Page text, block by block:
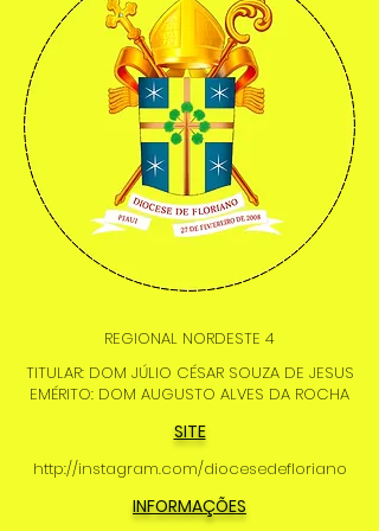
REGIONAL NORDESTE 4
TITULAR: DOM JÚLIO CÉSAR SOUZA DE JESUS
EMÉRITO: DOM AUGUSTO ALVES DA ROCHA
SITE
http://instagram.com/diocesedefloriano
INFORMAÇÕES